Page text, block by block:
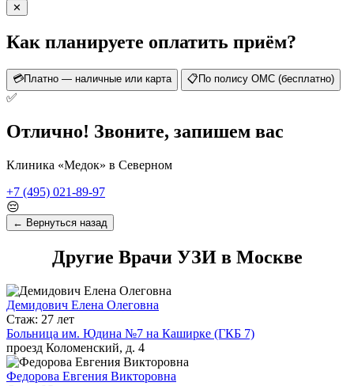
✕
Как планируете оплатить приём?
💳Платно — наличные или карта 📋 По полису ОМС (бесплатно)
✅
Отлично! Звоните, запишем вас
Клиника «Медок» в Северном
+7 (495) 021-89-97
😔
← Вернуться назад
Другие Врачи УЗИ в Москве
Демидович Елена Олеговна
Стаж: 27 лет
Больница им. Юдина №7 на Каширке (ГКБ 7)
проезд Коломенский, д. 4
Федорова Евгения Викторовна